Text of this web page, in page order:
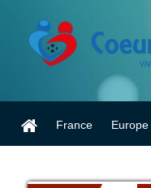
France Europe